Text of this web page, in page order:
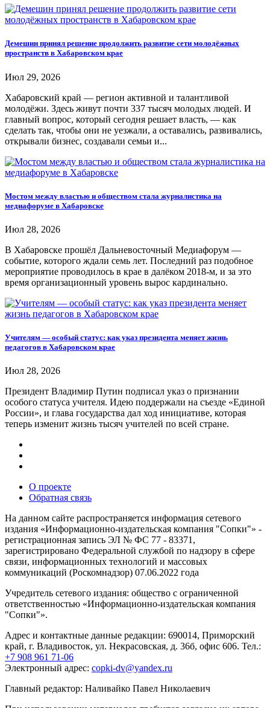
Демешин принял решение продолжить развитие сети молодёжных
пространств в Хабаровском крае
Июл 29, 2026
Хабаровский край — регион активной и талантливой
молодёжи. Здесь живут почти 337 тысяч молодых людей. И
главный вопрос, который сегодня решает власть, — как
сделать так, чтобы они не уезжали, а оставались, развивались,
открывали бизнес, создавали семьи и...
Мостом между властью и обществом стала журналистика на
медиафоруме в Хабаровске
Июл 28, 2026
В Хабаровске прошёл Дальневосточный Медиафорум —
событие, которого ждали семь лет. Последний раз подобное
мероприятие проводилось в крае в далёком 2018-м, и за это
время организационный уровень вырос кардинально.
Учителям — особый статус: как указ президента меняет жизнь
педагогов в Хабаровском крае
Июл 28, 2026
Президент Владимир Путин подписал указ о признании
особого статуса учителя. Идею поддержали на съезде «Единой
России», и глава государства дал ход инициативе, которая
теперь изменит жизнь тысяч учителей по всей стране.
О проекте
Обратная связь
На данном сайте распространяется информация сетевого
издания «Информационно-издательская компания "Сопки"» -
регистрационная запись ЭЛ № ФС 77 - 83371,
зарегистрировано Федеральной службой по надзору в сфере
связи, информационных технологий и массовых
коммуникаций (Роскомнадзор) 07.06.2022 года
Учредитель сетевого издания: общество с ограниченной
ответственностью «Информационно-издательская компания
"Сопки"».
Адрес и контактные данные редакции: 690014, Приморский
край, г. Владивосток, ул. Некрасовская, д. 36б, офис 606. Тел.:
+7 908 961 71-06
Электронный адрес: copki-dv@yandex.ru
Главный редактор: Наливайко Павел Николаевич